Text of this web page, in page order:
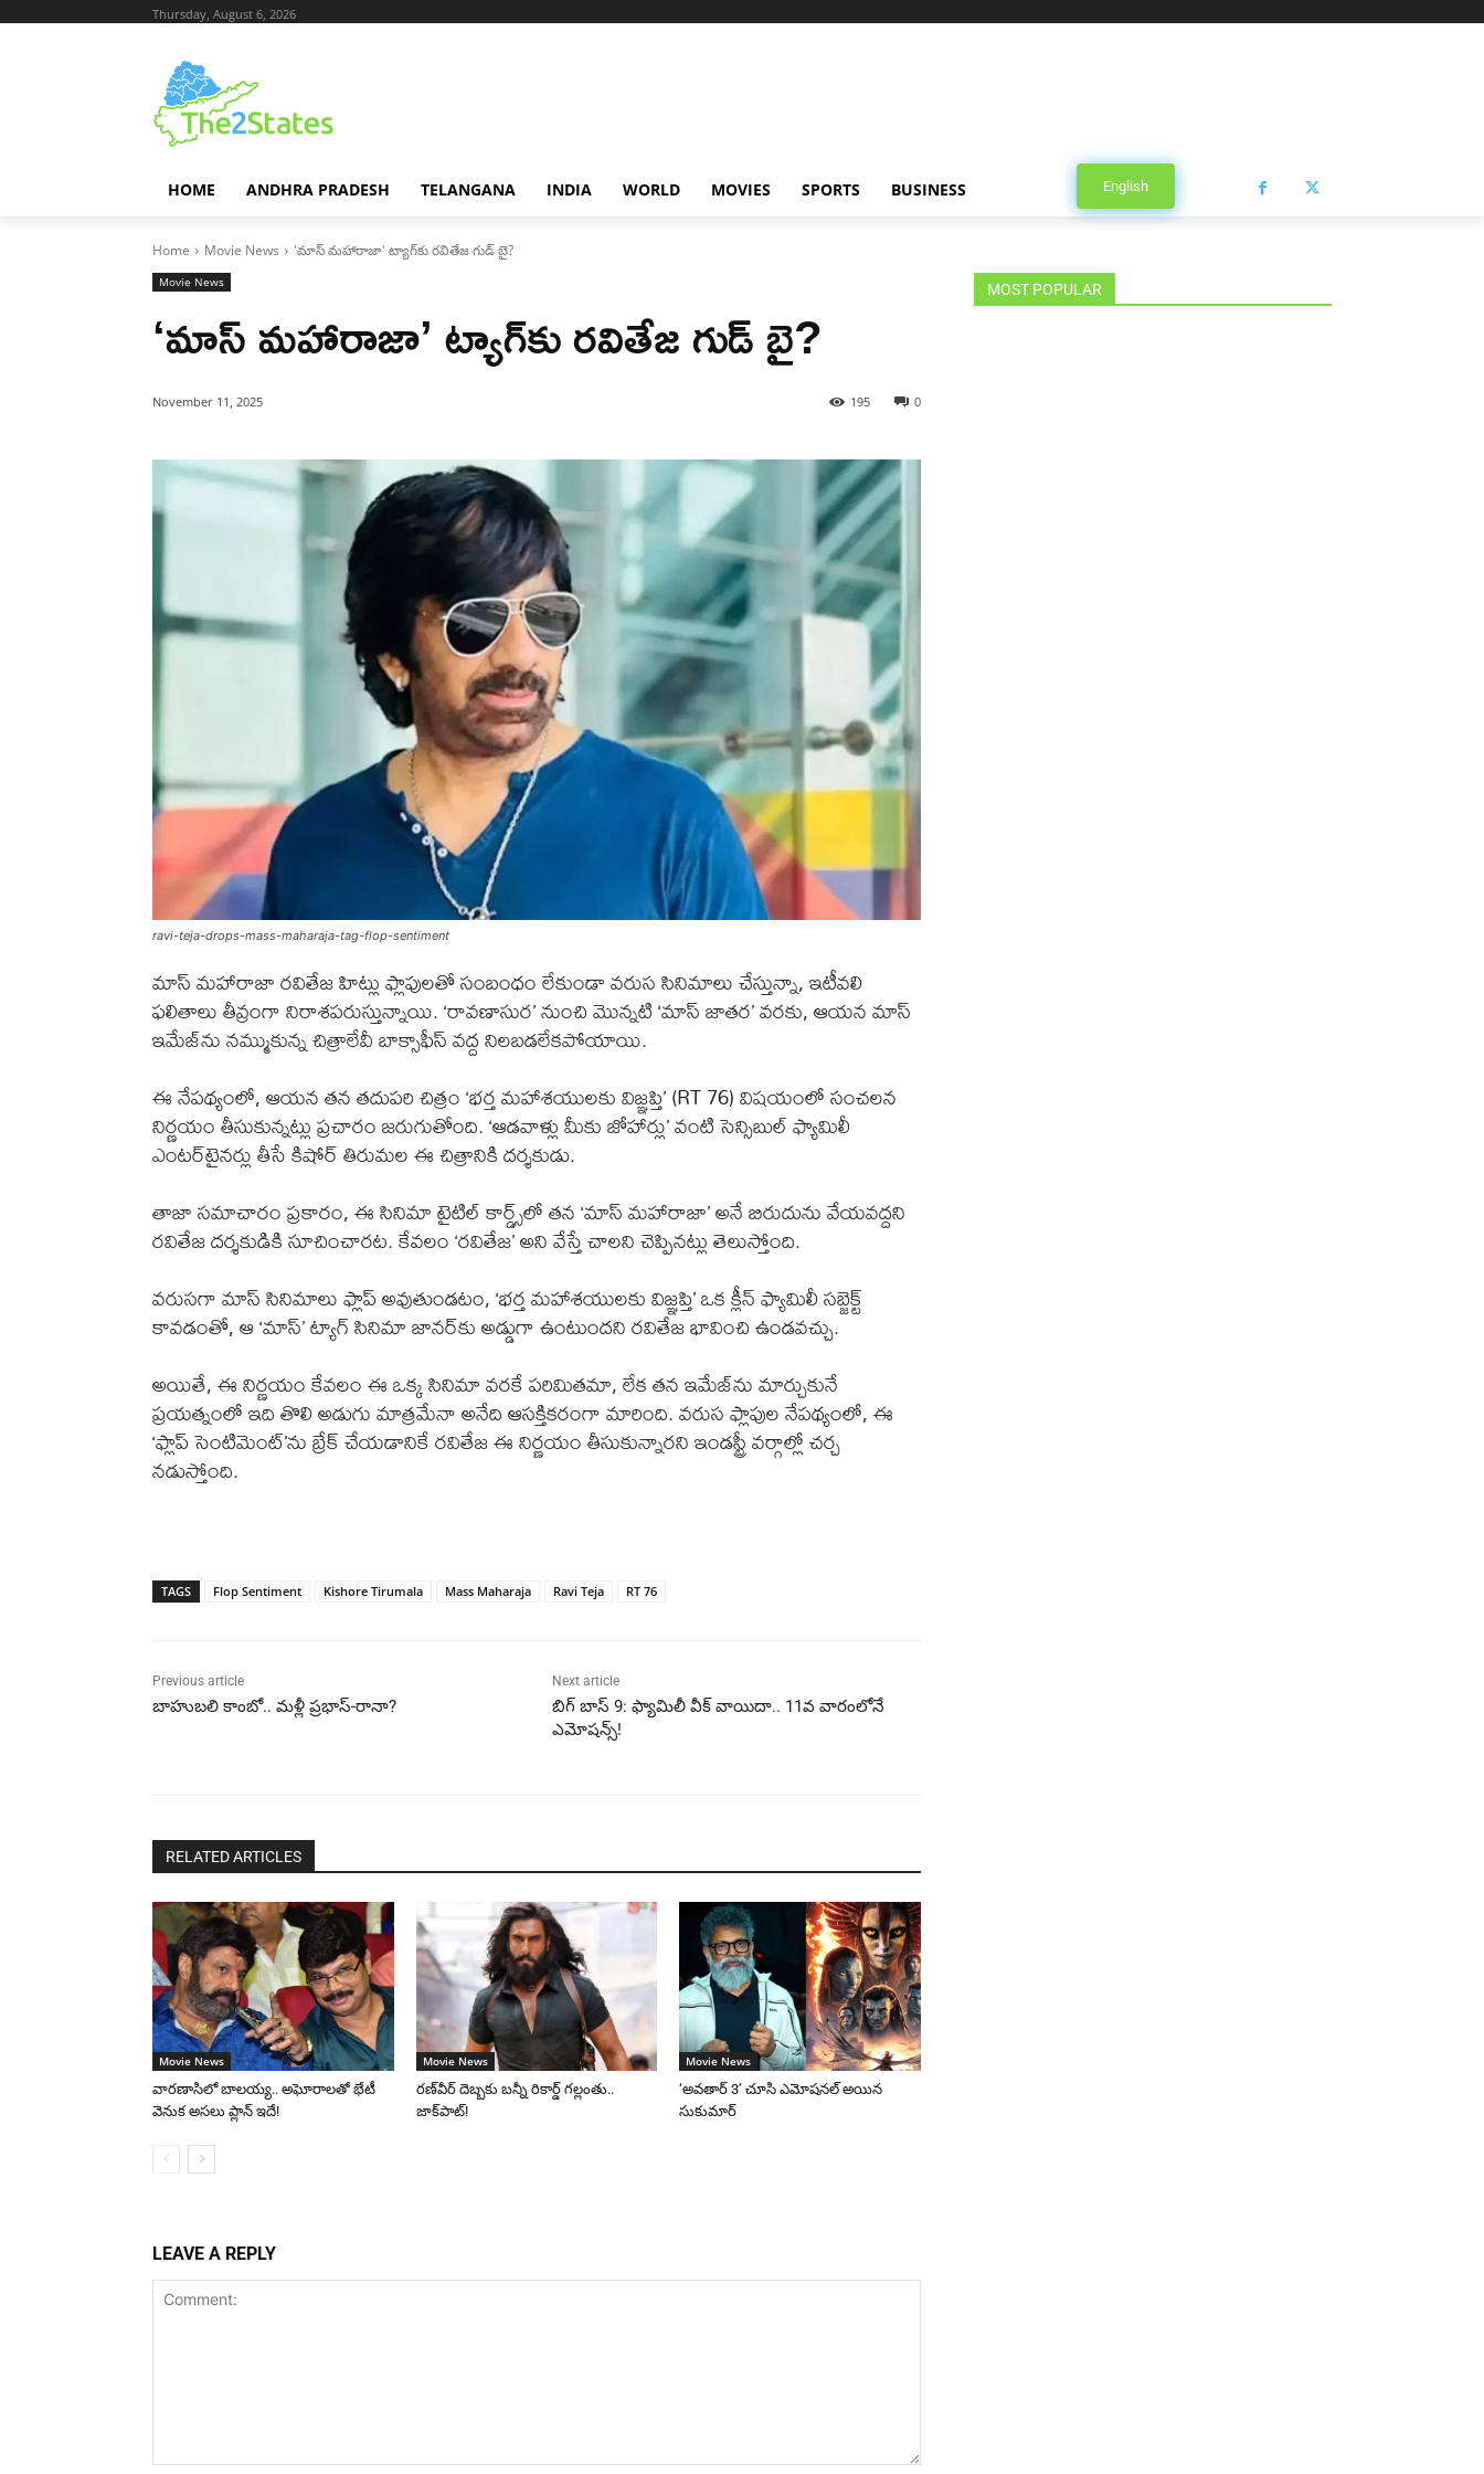
Thursday, August 6, 2026
HOME ANDHRA PRADESH TELANGANA INDIA WORLD MOVIES SPORTS BUSINESS English
Home Movie News 'మాస్ మహారాజా' ట్యాగ్‌కు రవితేజ గుడ్ బై?
Movie News
‘మాస్ మహారాజా’ ట్యాగ్‌కు రవితేజ గుడ్ బై?
November 11, 2025 0
195
ravi-teja-drops-mass-maharaja-tag-flop-sentiment
మాస్ మహారాజా రవితేజ హిట్లు ఫ్లాపులతో సంబంధం లేకుండా వరుస సినిమాలు చేస్తున్నా, ఇటీవలి
ఫలితాలు తీవ్రంగా నిరాశపరుస్తున్నాయి. ‘రావణాసుర’ నుంచి మొన్నటి ‘మాస్ జాతర’ వరకు, ఆయన మాస్
ఇమేజ్‌ను నమ్ముకున్న చిత్రాలేవీ బాక్సాఫీస్ వద్ద నిలబడలేకపోయాయి.
ఈ నేపథ్యంలో, ఆయన తన తదుపరి చిత్రం ‘భర్త మహాశయులకు విజ్ఞప్తి’ (RT 76) విషయంలో సంచలన
నిర్ణయం తీసుకున్నట్లు ప్రచారం జరుగుతోంది. ‘ఆడవాళ్లు మీకు జోహార్లు’ వంటి సెన్సిబుల్ ఫ్యామిలీ
ఎంటర్‌టైనర్లు తీసే కిషోర్ తిరుమల ఈ చిత్రానికి దర్శకుడు.
తాజా సమాచారం ప్రకారం, ఈ సినిమా టైటిల్ కార్డ్స్‌లో తన ‘మాస్ మహారాజా’ అనే బిరుదును వేయవద్దని
రవితేజ దర్శకుడికి సూచించారట. కేవలం ‘రవితేజ’ అని వేస్తే చాలని చెప్పినట్లు తెలుస్తోంది.
వరుసగా మాస్ సినిమాలు ఫ్లాప్ అవుతుండటం, ‘భర్త మహాశయులకు విజ్ఞప్తి’ ఒక క్లీన్ ఫ్యామిలీ సబ్జెక్ట్
కావడంతో, ఆ ‘మాస్’ ట్యాగ్ సినిమా జానర్‌కు అడ్డుగా ఉంటుందని రవితేజ భావించి ఉండవచ్చు.
అయితే, ఈ నిర్ణయం కేవలం ఈ ఒక్క సినిమా వరకే పరిమితమా, లేక తన ఇమేజ్‌ను మార్చుకునే
ప్రయత్నంలో ఇది తొలి అడుగు మాత్రమేనా అనేది ఆసక్తికరంగా మారింది. వరుస ఫ్లాపుల నేపథ్యంలో, ఈ
‘ఫ్లాప్ సెంటిమెంట్‌’ను బ్రేక్ చేయడానికే రవితేజ ఈ నిర్ణయం తీసుకున్నారని ఇండస్ట్రీ వర్గాల్లో చర్చ
నడుస్తోంది.
TAGS Flop Sentiment Kishore Tirumala Mass Maharaja Ravi Teja RT 76
Previous article
బాహుబలి కాంబో.. మళ్లీ ప్రభాస్-రానా?
Next article
బిగ్ బాస్ 9: ఫ్యామిలీ వీక్ వాయిదా.. 11వ వారంలోనే
ఎమోషన్స్!
RELATED ARTICLES
Movie News
వారణాసిలో బాలయ్య.. అఘోరాలతో భేటీ
వెనుక అసలు ప్లాన్ ఇదే!
Movie News
రణ్‌వీర్ దెబ్బకు బన్నీ రికార్డ్ గల్లంతు..
జాక్‌పాట్!
Movie News
‘అవతార్ 3’ చూసి ఎమోషనల్ అయిన
సుకుమార్
LEAVE A REPLY
MOST POPULAR